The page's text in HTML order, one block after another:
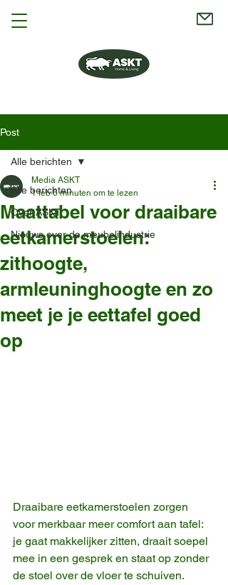
Post
Alle berichten
Over ASKT
Nieuws over de meubelindustrie
Alle berichten
Maattabel voor draaibare
eetkamerstoelen:
zithoogte,
armleuninghoogte en zo
meet je je eettafel goed
op
Media ASKT
1 feb 6 minuten om te lezen
Draaibare eetkamerstoelen zorgen
voor merkbaar meer comfort aan tafel:
je gaat makkelijker zitten, draait soepel
mee in een gesprek en staat op zonder
de stoel over de vloer te schuiven.